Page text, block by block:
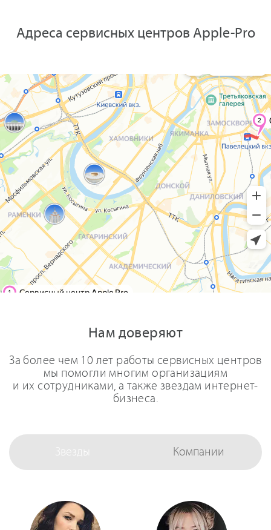
Адреса сервисных центров Apple-Pro
Нам доверяют
За более чем 10 лет работы сервисных центров
мы помогли многим организациям
и их сотрудниками, а также звездам интернет-
бизнеса.
Звезды Компании